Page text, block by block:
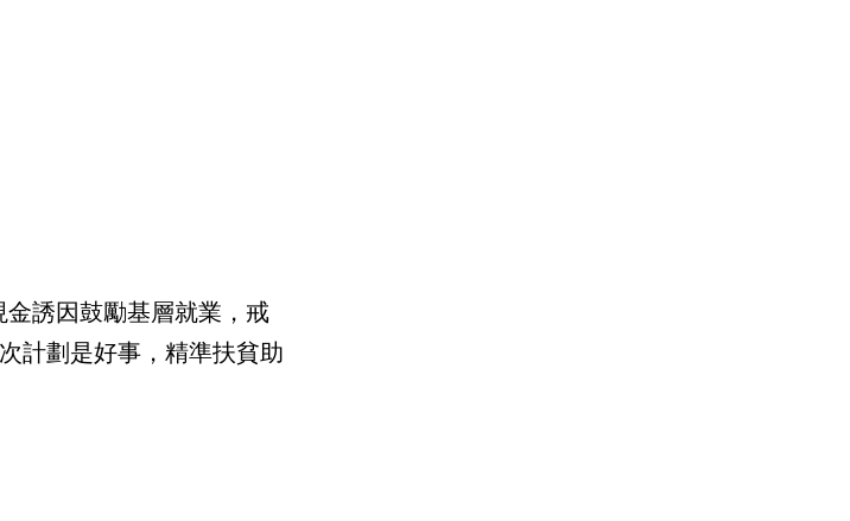
誘因鼓勵基層就業，戒
計劃是好事，精準扶貧助